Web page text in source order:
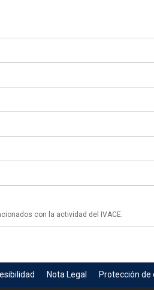
con la actividad del IVACE.
Nota Legal Protección de